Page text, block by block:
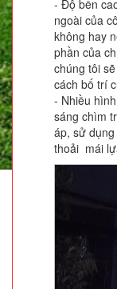
- Độ bền
ngoài của
không hay
phần của
chúng tôi
cách bố trí
- Nhiều
sáng chìm
áp, sử
thoải mái